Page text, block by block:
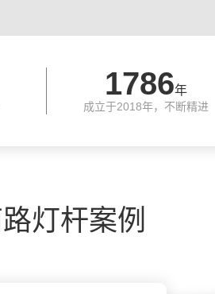
2018年
成立于2018年，不断精进
灯杆案例